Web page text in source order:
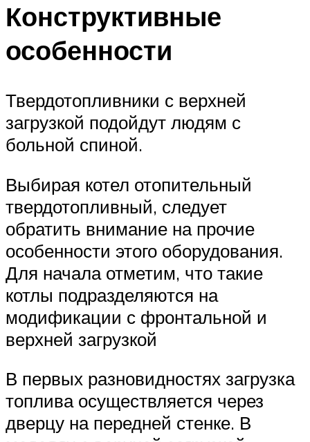
Конструктивные
особенности
Твердотопливники с верхней
загрузкой подойдут людям с
больной спиной.
Выбирая котел отопительный
твердотопливный, следует
обратить внимание на прочие
особенности этого оборудования.
Для начала отметим, что такие
котлы подразделяются на
модификации с фронтальной и
верхней загрузкой
В первых разновидностях загрузка
топлива осуществляется через
дверцу на передней стенке. В